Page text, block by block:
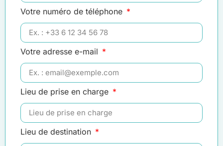
Votre numéro de téléphone
Votre adresse e-mail
Lieu de prise en charge
Lieu de destination